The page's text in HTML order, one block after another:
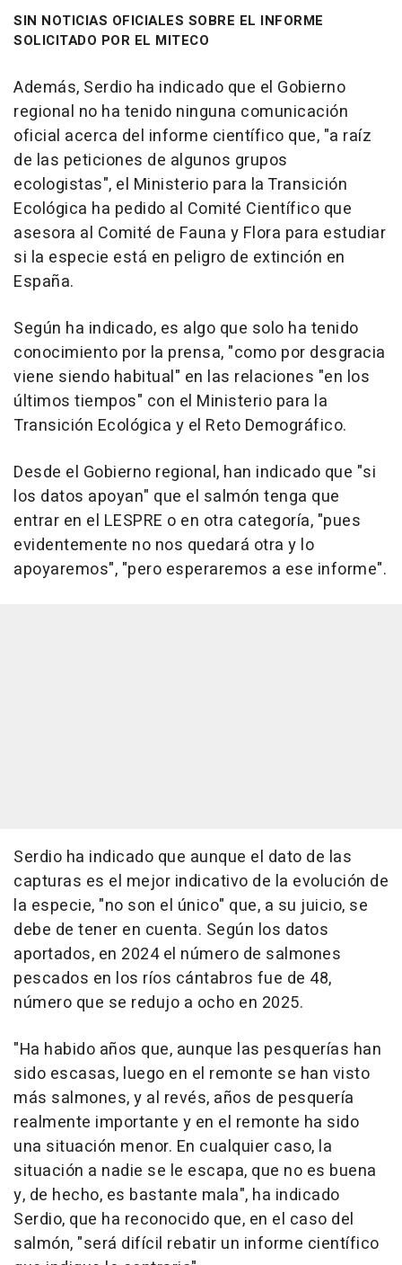
SIN NOTICIAS OFICIALES SOBRE EL INFORME
SOLICITADO POR EL MITECO
Además, Serdio ha indicado que el Gobierno
regional no ha tenido ninguna comunicación
oficial acerca del informe científico que, "a raíz
de las peticiones de algunos grupos
ecologistas", el Ministerio para la Transición
Ecológica ha pedido al Comité Científico que
asesora al Comité de Fauna y Flora para estudiar
si la especie está en peligro de extinción en
España.
Según ha indicado, es algo que solo ha tenido
conocimiento por la prensa, "como por desgracia
viene siendo habitual" en las relaciones "en los
últimos tiempos" con el Ministerio para la
Transición Ecológica y el Reto Demográfico.
Desde el Gobierno regional, han indicado que "si
los datos apoyan" que el salmón tenga que
entrar en el LESPRE o en otra categoría, "pues
evidentemente no nos quedará otra y lo
apoyaremos", "pero esperaremos a ese informe".
Serdio ha indicado que aunque el dato de las
capturas es el mejor indicativo de la evolución de
la especie, "no son el único" que, a su juicio, se
debe de tener en cuenta. Según los datos
aportados, en 2024 el número de salmones
pescados en los ríos cántabros fue de 48,
número que se redujo a ocho en 2025.
"Ha habido años que, aunque las pesquerías han
sido escasas, luego en el remonte se han visto
más salmones, y al revés, años de pesquería
realmente importante y en el remonte ha sido
una situación menor. En cualquier caso, la
situación a nadie se le escapa, que no es buena
y, de hecho, es bastante mala", ha indicado
Serdio, que ha reconocido que, en el caso del
salmón, "será difícil rebatir un informe científico